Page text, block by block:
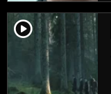
player2